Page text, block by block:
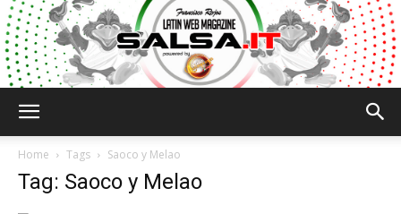
Home Tags Saoco y Melao
Tag: Saoco y Melao